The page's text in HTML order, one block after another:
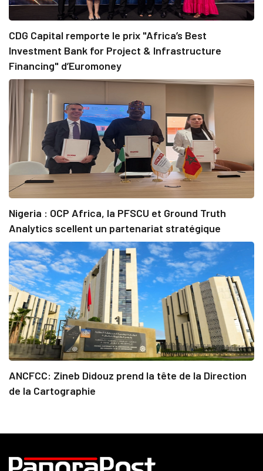
CDG Capital remporte le prix "Africa’s Best
Investment Bank for Project & Infrastructure
Financing" d’Euromoney
Nigeria : OCP Africa, la PFSCU et Ground Truth
Analytics scellent un partenariat stratégique
ANCFCC: Zineb Didouz prend la tête de la Direction
de la Cartographie